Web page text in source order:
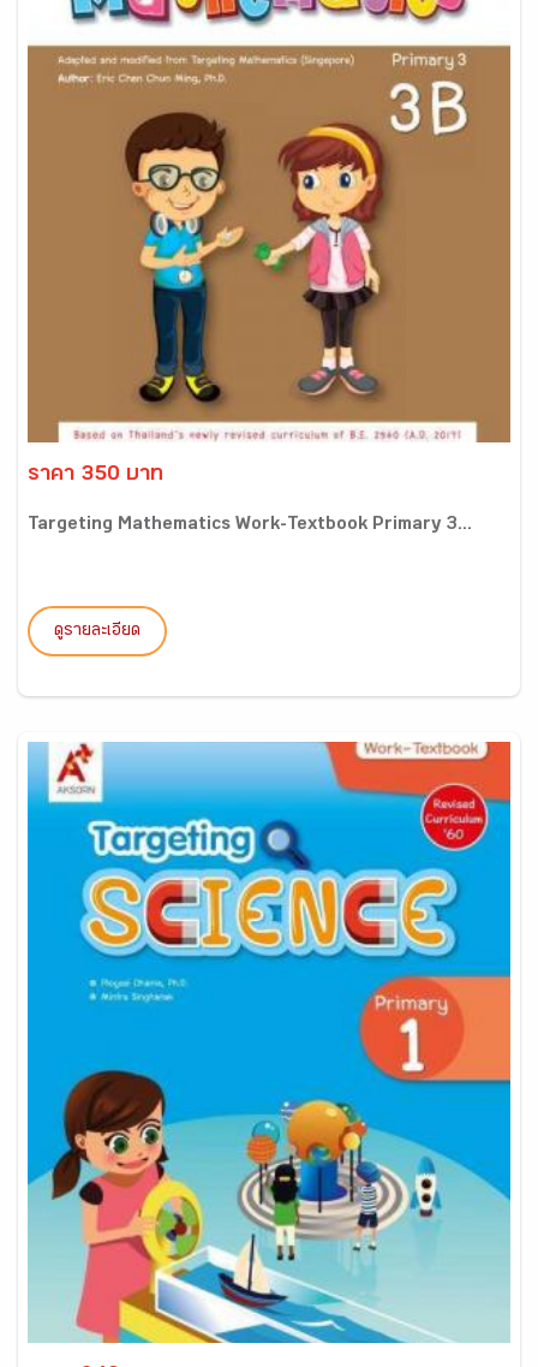
ราคา 350 บาท
Targeting Mathematics Work-Textbook Primary 3...
ดูรายละเอียด